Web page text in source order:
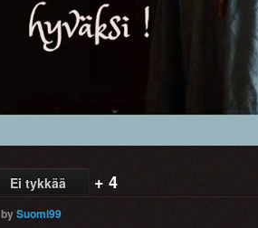
Ei tykkää + 4
bySuomi99